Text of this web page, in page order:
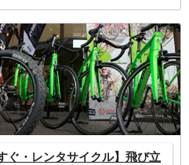
ぐ・レンタサイクル】飛び立